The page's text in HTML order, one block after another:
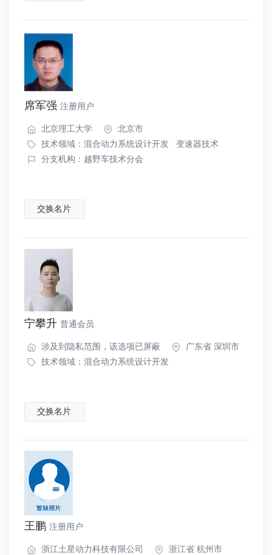
席军强 注册用户
北京理工大学
北京市
技术领域： 混合动力系统设计开发 变速器技术
分支机构：越野车技术分会
交换名片
宁攀升 普通会员
涉及到隐私范围，该选项已屏蔽
广东省 深圳市
技术领域： 混合动力系统设计开发
交换名片
王鹏 注册用户
浙江土星动力科技有限公司
浙江省 杭州市